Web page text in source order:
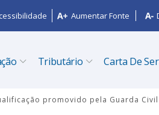
Aumentar Fonte
Tributário Carta De
promovido pela Guarda